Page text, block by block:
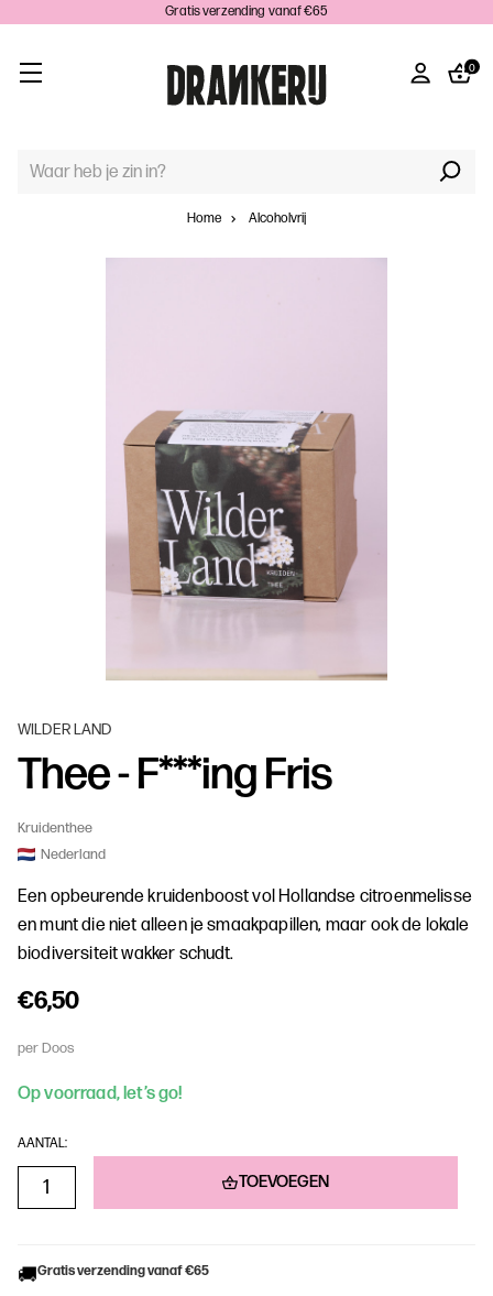
Gratis verzending vanaf €65
0
TREFWOORD
Home
Alcoholvrij
WILDER LAND
Thee - F***ing Fris
Kruidenthee
Nederland
Een opbeurende kruidenboost vol Hollandse citroenmelisse
en munt die niet alleen je smaakpapillen, maar ook de lokale
biodiversiteit wakker schudt.
€6,50
per Doos
Op voorraad, let’s go!
AANTAL:
TOEVOEGEN
🚚Gratis verzending vanaf €65